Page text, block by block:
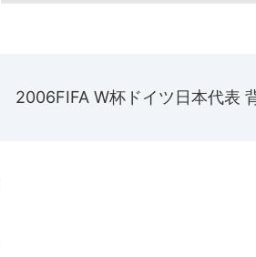
2006FIFA W杯ドイツ日本代表